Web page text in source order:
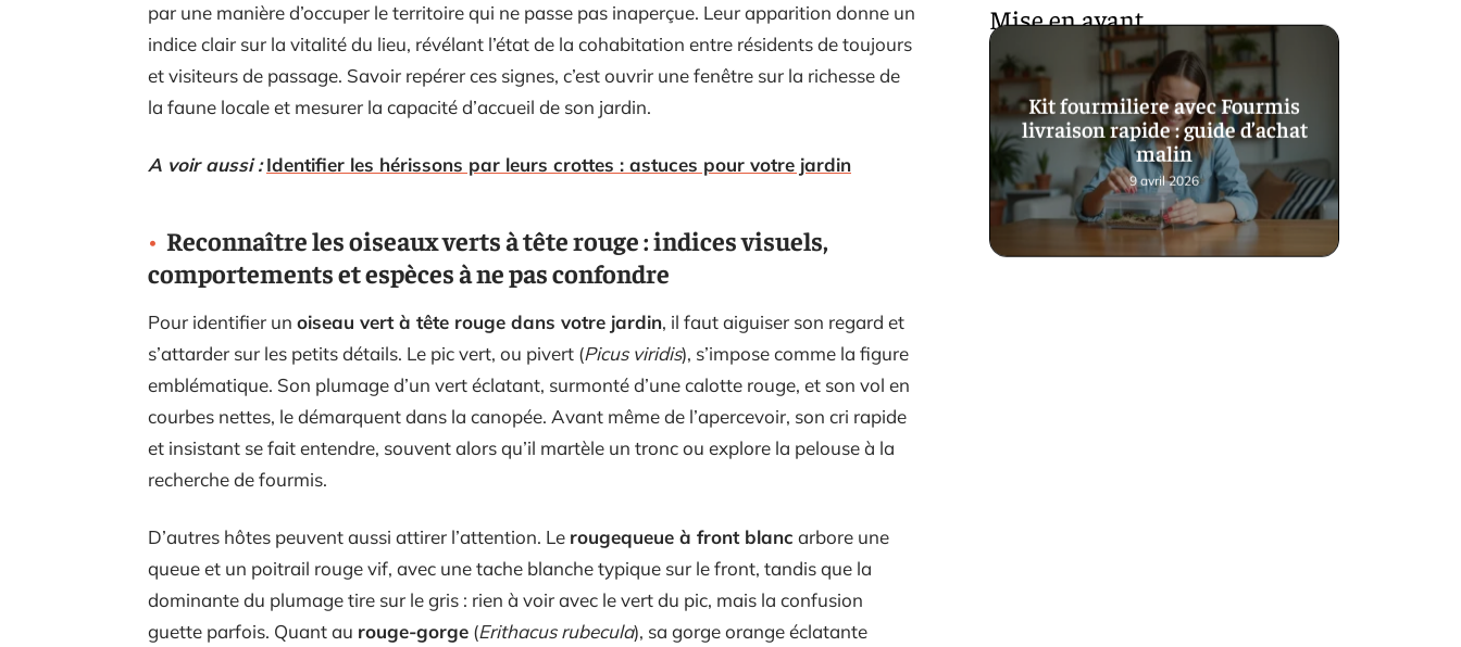
par une manière d’occuper le territoire qui ne passe pas inaperçue. Leur apparition donne un
indice clair sur la vitalité du lieu, révélant l’état de la cohabitation entre résidents de toujours
et visiteurs de passage. Savoir repérer ces signes, c’est ouvrir une fenêtre sur la richesse de
la faune locale et mesurer la capacité d’accueil de son jardin.
A voir aussi : Identifier les hérissons par leurs crottes : astuces pour votre jardin
Reconnaître les oiseaux verts à tête rouge : indices visuels,
comportements et espèces à ne pas confondre
Pour identifier un oiseau vert à tête rouge dans votre jardin, il faut aiguiser son regard et
s’attarder sur les petits détails. Le pic vert, ou pivert (Picus viridis), s’impose comme la figure
emblématique. Son plumage d’un vert éclatant, surmonté d’une calotte rouge, et son vol en
courbes nettes, le démarquent dans la canopée. Avant même de l’apercevoir, son cri rapide
et insistant se fait entendre, souvent alors qu’il martèle un tronc ou explore la pelouse à la
recherche de fourmis.
D’autres hôtes peuvent aussi attirer l’attention. Le rougequeue à front blanc arbore une
queue et un poitrail rouge vif, avec une tache blanche typique sur le front, tandis que la
dominante du plumage tire sur le gris : rien à voir avec le vert du pic, mais la confusion
guette parfois. Quant au rouge-gorge (Erithacus rubecula), sa gorge orange éclatante
Mise en avant
Kit fourmiliere avec Fourmis
livraison rapide : guide d’achat
malin
9 avril 2026